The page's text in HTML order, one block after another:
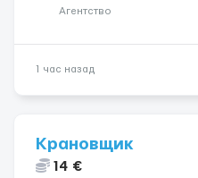
Локація: Мисловіце Форма пр...
Агентство
1 час назад
Крановщик
14 €